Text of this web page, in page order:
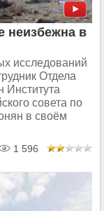
неизбежна в
исследований
Отдела
Института
совета по
в своём
1 596